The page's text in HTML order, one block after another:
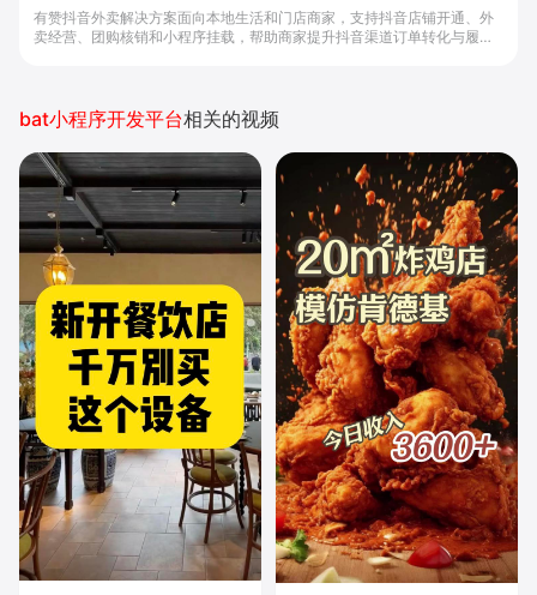
经营工具 - 做抖音生意，找有赞
有赞抖音外卖解决方案面向本地生活和门店商家，支持抖音店铺开通、外
卖经营、团购核销和小程序挂载，帮助商家提升抖音渠道订单转化与履约
bat小程序开发平台相关的视频